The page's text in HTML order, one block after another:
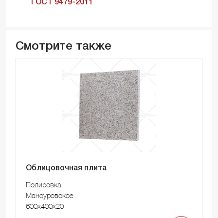
ГОСТ 9479-2011
Смотрите также
Облицовочная плита
Полировка
Мансуровское
600x400x20